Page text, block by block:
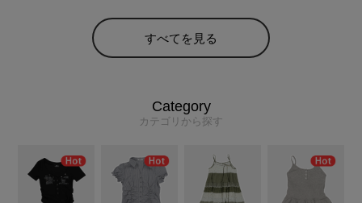
すべてを見る
Category
カテゴリから探す